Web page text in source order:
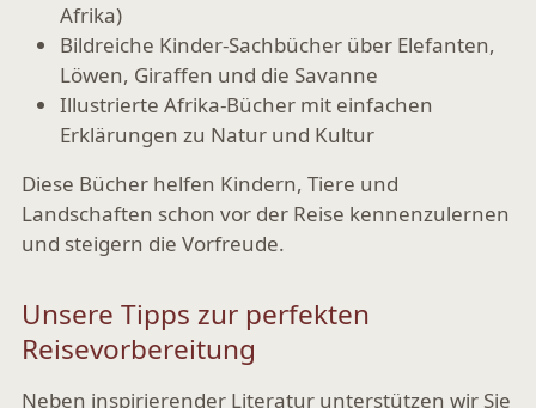
Afrika)
Bildreiche Kinder-Sachbücher über Elefanten,
Löwen, Giraffen und die Savanne
Illustrierte Afrika-Bücher mit einfachen
Erklärungen zu Natur und Kultur
Diese Bücher helfen Kindern, Tiere und
Landschaften schon vor der Reise kennenzulernen
und steigern die Vorfreude.
Unsere Tipps zur perfekten
Reisevorbereitung
Neben inspirierender Literatur unterstützen wir Sie